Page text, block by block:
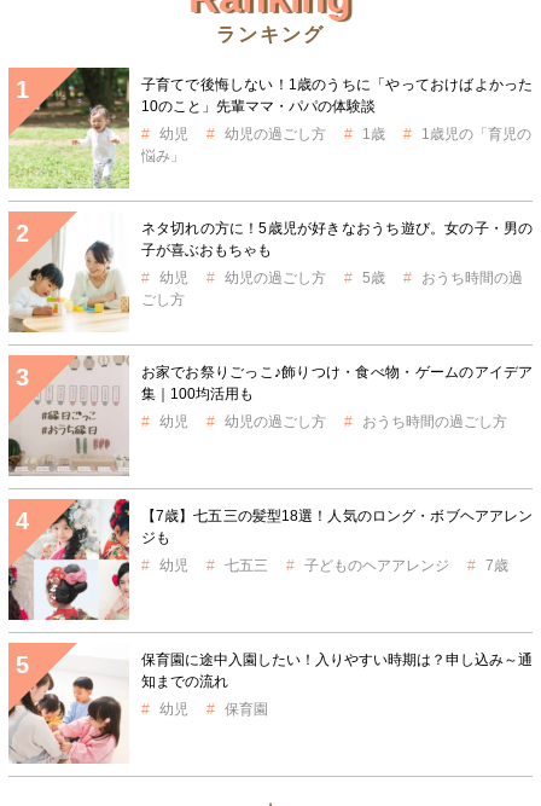
ランキング
子育てで後悔しない！1歳のうちに「やっておけばよかった
10のこと」先輩ママ・パパの体験談
幼児
幼児の過ごし方 1歳
1歳児の「育児の
悩み」
ネタ切れの方に！5歳児が好きなおうち遊び。女の子・男の
子が喜ぶおもちゃも
幼児
幼児の過ごし方 5歳
おうち時間の過
ごし方
お家でお祭りごっこ♪飾りつけ・食べ物・ゲームのアイデア
集｜100均活用も
幼児
幼児の過ごし方 おうち時間の過ごし方
【7歳】七五三の髪型18選！人気のロング・ボブヘアアレン
ジも
幼児
七五三 子どものヘアアレンジ 7歳
保育園に途中入園したい！入りやすい時期は？申し込み～通
知までの流れ
幼児
保育園